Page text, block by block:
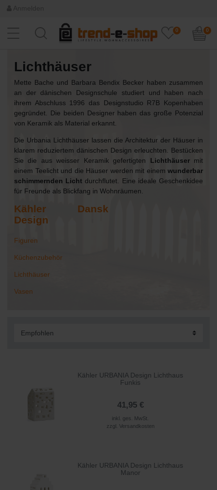
0 0
Lichthäuser
Mette Bache und Barbara Bendix Becker haben zusammen
an der dänischen Designschule studiert und haben nach
ihrem Abschluss 1996 das Designstudio R7B Kopenhaben
gegründet. Die beiden Designer haben das große Potenzial
von Keramik als Material erkannt.
Die Urbania Lichthäuser lassen die Architektur der Häuser in
klarem reduziertem dänischen Design erleuchten. Bestücken
Sie die aus weisser Keramik gefertigten Lichthäusermit
einem Teelicht und die Häuser werden mit einem wunderbar
schimmernden Licht durchflutet. Eine ideale Geschenkidee
für Freunde als Blickfang in Wohnräumen.
Kähler Dansk
Design
Figuren
Küchenzubehör
Lichthäuser
Vasen
Kähler URBANIA Design Lichthaus
Funkis
41,95 €
inkl. ges. MwSt.
zzgl. Versandkosten
Kähler URBANIA Design Lichthaus
Manor